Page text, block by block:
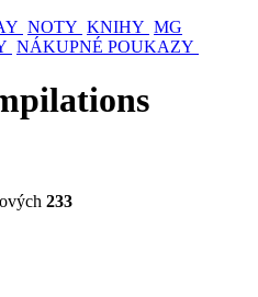
NOTY KNIHY MG
NÁKUPNÉ POUKAZY
233